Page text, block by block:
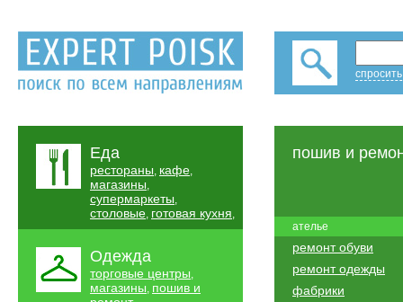
Еда
рестораны, кафе,
магазины,
супермаркеты,
столовые, готовая кухня,
Одежда
торговые центры,
магазины, пошив и
пошив и
ателье
ремонт обуви
ремонт одежды
фабрики